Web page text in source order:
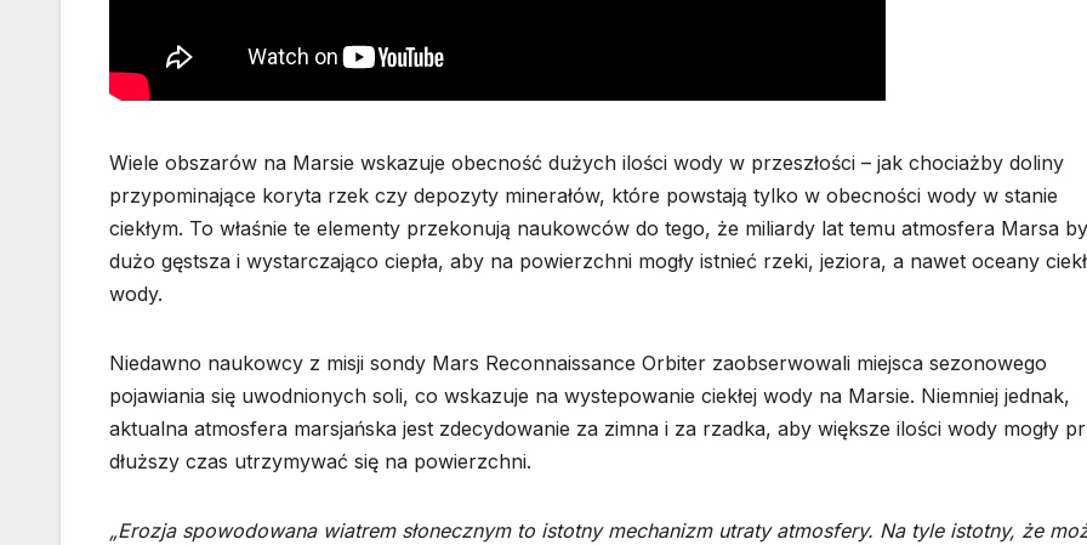
Wiele obszarów na Marsie wskazuje obecność dużych ilości wody w przeszłości – jak chociażby doliny
przypominające koryta rzek czy depozyty minerałów, które powstają tylko w obecności wody w stanie
ciekłym. To właśnie te elementy przekonują naukowców do tego, że miliardy lat temu atmosfera Marsa
dużo gęstsza i wystarczająco ciepła, aby na powierzchni mogły istnieć rzeki, jeziora, a nawet oceany
wody.
Niedawno naukowcy z misji sondy Mars Reconnaissance Orbiter zaobserwowali miejsca sezonowego
pojawiania się uwodnionych soli, co wskazuje na wystepowanie ciekłej wody na Marsie. Niemniej jednak,
aktualna atmosfera marsjańska jest zdecydowanie za zimna i za rzadka, aby większe ilości wody mogły
dłuższy czas utrzymywać się na powierzchni.
„Erozja spowodowana wiatrem słonecznym to istotny mechanizm utraty atmosfery. Na tyle istotny, że